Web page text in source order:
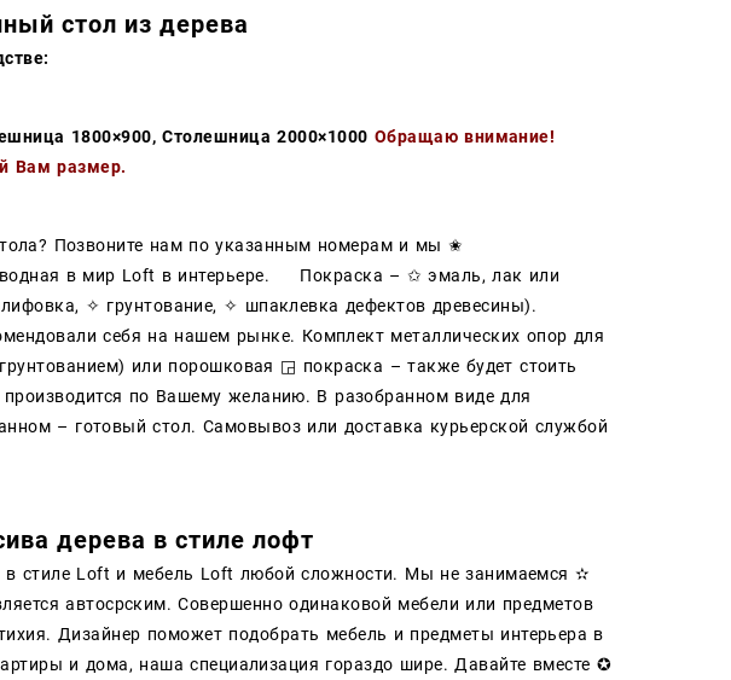
стол из дерева
1800×900,Столешница 2000×1000 Обращаю внимание!
Вам размер.
Позвоните нам по указанным номерам и мы ✬
в мир Loft в интерьере. Покраска – ✩ эмаль, лак или
✧ грунтование, ✧ шпаклевка дефектов древесины).
себя на нашем рынке. Комплект металлических опор для
или порошковая ◲ покраска – также будет стоить
по Вашему желанию. В разобранном виде для
– готовый стол. Самовывоз или доставка курьерской службой
дерева в стиле лофт
в стиле Loft и мебель Loft любой сложности. Мы не занимаемся ✫
автосрским. Совершенно одинаковой мебели или предметов
Дизайнер поможет подобрать мебель и предметы интерьера в
и дома, наша специализация гораздо шире. Давайте вместе ✪